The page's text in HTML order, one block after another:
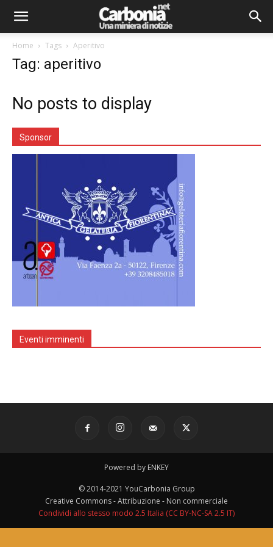
Home Tags Aperitivo
Tag: aperitivo
No posts to display
Sponsor
Eventi imminenti
Powered by ENKEY
© 2014-2021 YouCarbonia Group
Creative Commons - Attribuzione - Non commerciale
Condividi allo stesso modo 2.5 Italia (CC BY-NC-SA 2.5 IT)